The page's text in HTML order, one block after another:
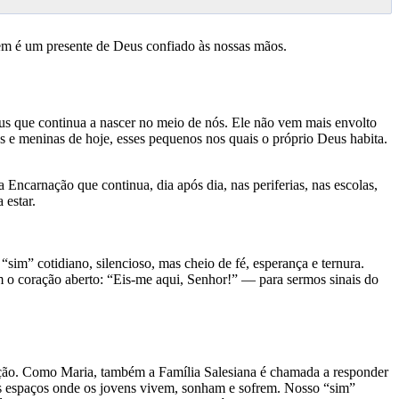
um presente de Deus confiado às nossas mãos.
que continua a nascer no meio de nós. Ele não vem mais envolto
meninas de hoje, esses pequenos nos quais o próprio Deus habita.
que continua, dia após dia, nas periferias, nas escolas,
estar.
cotidiano, silencioso, mas cheio de fé, esperança e ternura.
coração aberto: “Eis-me aqui, Senhor!” — para sermos sinais do
Como Maria, também a Família Salesiana é chamada a responder
onde os jovens vivem, sonham e sofrem. Nosso “sim”